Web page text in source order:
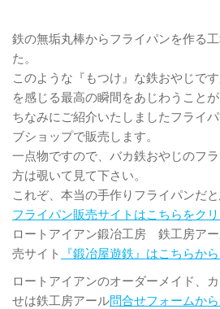
鉄の無垢丸棒からフライパンを作る
た。
このような『もつけ』な鉄おやじで
を感じる最高の瞬間をあじわうことが
ちなみにご紹介いたしましたフライ
ブショップで販売します。
一点物ですので、バカ鉄おやじのフ
方は覗いて見て下さい。
これぞ、本当の手作りフライパンだと
フライパン販売サイトはこちらをク
ロートアイアン鍛冶工房 鉄工房ア
売サイト
『鍛冶屋遊鉄』はこちらから
ロートアイアンのオーダーメイド、
せは鉄工房アール問合せフォームから